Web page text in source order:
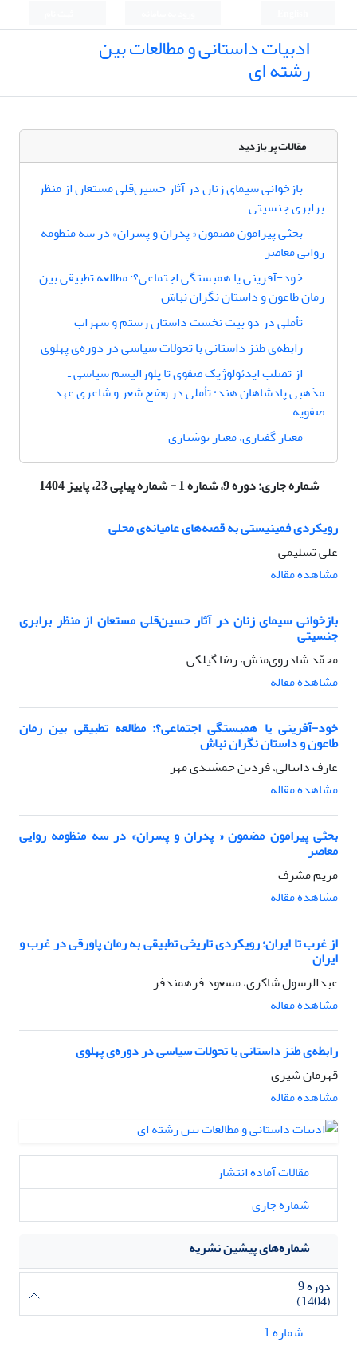
ادبیات داستانی و مطالعات بین
رشته ای
مقالات پر بازدید
بازخوانی سیمای زنان در آثار حسین‌قلی مستعان از منظر
برابری جنسیتی
بحثی پیرامون مضمون « پدران و پسران» در سه منظومه
روایی معاصر
خود-آفرینی یا همبستگی اجتماعی؟: مطالعه تطبیقی بین
رمان طاعون و داستان نگران نباش
تأملی در دو بیت نخست داستان رستم و سهراب
رابطه‌ی طنز داستانی با تحولات سیاسی در دوره‌ی پهلوی
از تصلب ایدئولوژیک صفوی تا پلورالیسم سیاسی ـ
مذهبی پادشاهان هند؛ تأملی در وضع شعر و شاعری عهد
صفویه
معیار گفتاری، معیار نوشتاری
شماره جاری:دوره 9، شماره 1 - شماره پیاپی 23، پاییز 1404
رویکردی فمینیستی به قصه‌های عامیانه‌ی محلی
علی تسلیمی
مشاهده مقاله
بازخوانی سیمای زنان در آثار حسین‌قلی مستعان از منظر برابری
جنسیتی
محمّد شادروی‌منش، رضا گیلکی
مشاهده مقاله
خود-آفرینی یا همبستگی اجتماعی؟: مطالعه تطبیقی بین رمان
طاعون و داستان نگران نباش
عارف دانیالی، فردین جمشیدی مهر
مشاهده مقاله
بحثی پیرامون مضمون « پدران و پسران» در سه منظومه روایی
معاصر
مریم مشرف
مشاهده مقاله
از غرب تا ایران؛ رویکردی تاریخی تطبیقی به رمان پاورقی در غرب و
ایران
عبدالرسول شاکری، مسعود فرهمندفر
مشاهده مقاله
رابطه‌ی طنز داستانی با تحولات سیاسی در دوره‌ی پهلوی
قهرمان شیری
مشاهده مقاله
مقالات آماده انتشار
شماره جاری
شماره‌های پیشین نشریه
دوره 9
(1404)
شماره 1